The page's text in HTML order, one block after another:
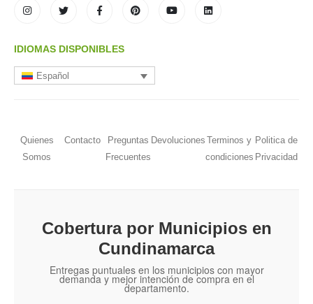
IDIOMAS DISPONIBLES
Español
Quienes
Somos
Contacto
Preguntas
Frecuentes
Devoluciones Terminos y
condiciones
Politica de
Privacidad
Cobertura por Municipios en
Cundinamarca
Entregas puntuales en los municipios con mayor
demanda y mejor intención de compra en el
departamento.